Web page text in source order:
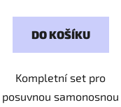
DO KOŠÍKU
Kompletní set pro
posuvnou samonosnou